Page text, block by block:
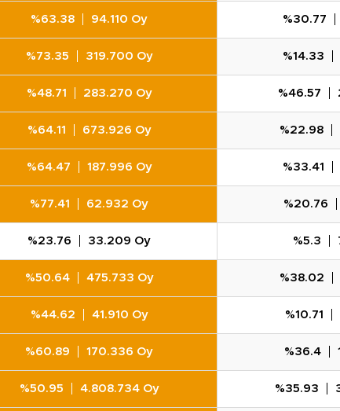
%63.38 94.110 Oy %30.77
%73.35 319.700 Oy %14.33
%48.71 283.270 Oy %46.57
%64.11 673.926 Oy %22.98
%64.47 187.996 Oy %33.41
%77.41 62.932 Oy %20.76
%23.76 33.209 Oy %5.3
%50.64 475.733 Oy %38.02
%44.62 41.910 Oy %10.71
%60.89 170.336 Oy %36.4
%50.95 4.808.734 Oy %35.93